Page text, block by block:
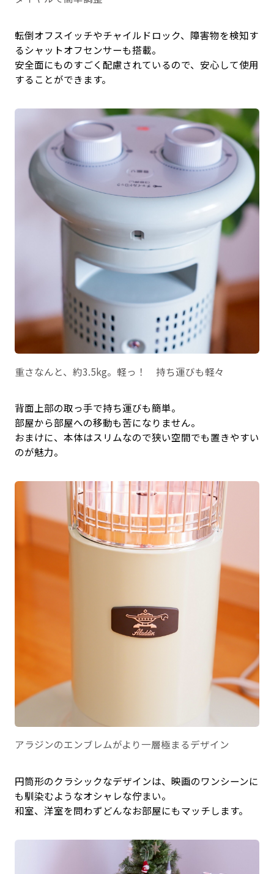
転倒オフスイッチやチャイルドロック、障害物を検知す
るシャットオフセンサーも搭載。
安全面にものすごく配慮されているので、安心して使用
することができます。
重さなんと、約3.5kg。軽っ！ 持ち運びも軽々
背面上部の取っ手で持ち運びも簡単。
部屋から部屋への移動も苦になりません。
おまけに、本体はスリムなので狭い空間でも置きやすい
のが魅力。
アラジンのエンブレムがより一層極まるデザイン
円筒形のクラシックなデザインは、映画のワンシーンに
も馴染むようなオシャレな佇まい。
和室、洋室を問わずどんなお部屋にもマッチします。